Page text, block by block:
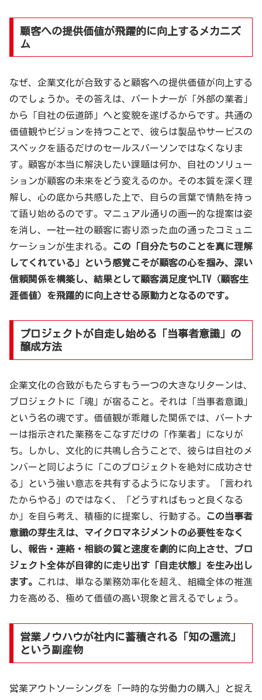
顧客への提供価値が飛躍的に向上するメカニズ
ム
なぜ、企業文化が合致すると顧客への提供価値が向上する
のでしょうか。その答えは、パートナーが「外部の業者」
から「自社の伝道師」へと変貌を遂げるからです。共通の
価値観やビジョンを持つことで、彼らは製品やサービスの
スペックを語るだけのセールスパーソンではなくなりま
す。顧客が本当に解決したい課題は何か、自社のソリュー
ションが顧客の未来をどう変えるのか。その本質を深く理
解し、心の底から共感した上で、自らの言葉で情熱を持っ
て語り始めるのです。マニュアル通りの画一的な提案は姿
を消し、一社一社の顧客に寄り添った血の通ったコミュニ
ケーションが生まれる。
この「自分たちのことを真に理解
してくれている」という感覚こそが顧客の心を掴み、深い
信頼関係を構築し、結果として顧客満足度やLTV（顧客生
涯価値）を飛躍的に向上させる原動力となるのです。
プロジェクトが自走し始める「当事者意識」の
醸成方法
企業文化の合致がもたらすもう一つの大きなリターンは、
プロジェクトに「魂」が宿ること。それは「当事者意識」
という名の魂です。価値観が乖離した関係では、パートナ
ーは指示された業務をこなすだけの「作業者」になりが
ち。しかし、文化的に共鳴し合うことで、彼らは自社のメ
ンバーと同じように「このプロジェクトを絶対に成功させ
る」という強い意志を共有するようになります。「言われ
たからやる」のではなく、「どうすればもっと良くなる
か」を自ら考え、積極的に提案し、行動する。
この当事者
意識の芽生えは、マイクロマネジメントの必要性をなく
し、報告・連絡・相談の質と速度を劇的に向上させ、プロ
ジェクト全体が自律的に走り出す「自走状態」を生み出し
ます。
これは、単なる業務効率化を超え、組織全体の推進
力を高める、極めて価値の高い現象と言えるでしょう。
営業ノウハウが社内に蓄積される「知の還流」
という副産物
営業アウトソーシングを「一時的な労働力の購入」と捉え